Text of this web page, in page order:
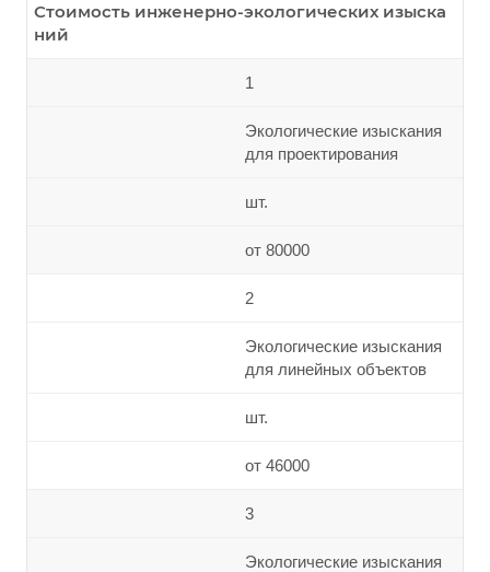
Стоимость инженерно-экологических изыска
ний
1
Экологические изыскания
для проектирования
шт.
от 80000
2
Экологические изыскания
для линейных объектов
шт.
от 46000
3
Экологические изыскания